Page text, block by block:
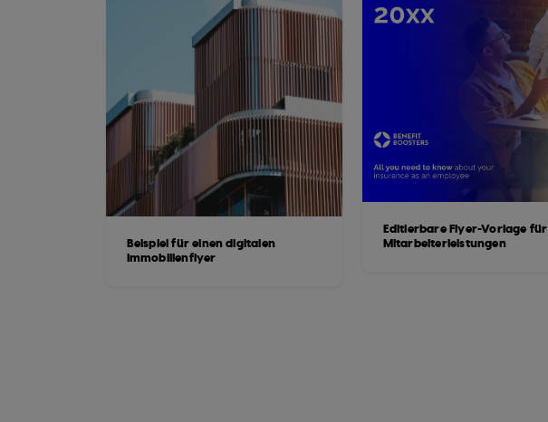
Beispiel für einen digitalen
Immobilienflyer
Editierbare Flyer-Vorlage für
Mitarbeiterleistungen